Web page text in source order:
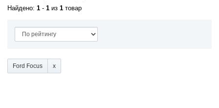
Найдено: 1 - 1 из 1 товар
Ford Focus